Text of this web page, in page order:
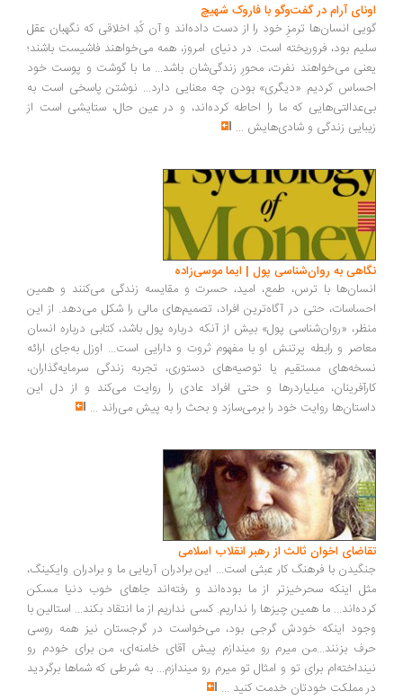
آرام در گفت‌وگو با فاروک شهیچ‭
انسان‌ها ترمزِ خود را از دست داده‌اند و آن کُدِ اخلاقی که نگهبان عقل
بود، فروریخته است. در دنیای امروز، همه می‌خواهند فاشیست باشند؛
می‌خواهند نفرت، محورِ زندگی‌شان باشد... ما با گوشت و پوست خود
کردیم «دیگری» بودن چه معنایی دارد... نوشتن پاسخی است به
که ما را احاطه کرده‌اند، و در عین حال، ستایشی است از
زندگی و شادی‌هایش...
به روان‌شناسی پول | ایما موسی‌زاده
با ترس، طمع، امید، حسرت و مقایسه زندگی می‌کنند و همین
حتی در آگاه‌ترین افراد، تصمیم‌های مالی را شکل می‌دهد. از این
«روان‌شناسی پول» بیش از آنکه درباره پول باشد، کتابی درباره انسان
و رابطه پرتنش او با مفهوم ثروت و دارایی است... اوزل به‌جای ارائه
مستقیم یا توصیه‌های دستوری، تجربه زندگی سرمایه‌گذاران،
میلیاردرها و حتی افراد عادی را روایت می‌کند و از دل این
روایت خود را برمی‌سازد و بحث را به پیش می‌راند ...
اخوان ثالث از رهبر انقلاب اسلامی
با فرهنگ کار عبثی است... این برادران آریایی ما و برادران وایکینگ،
اینکه سحرخیزتر از ما بوده‌اند و رفته‌اند جاهای خوب دنیا مسکن
ما همین چیزها را نداریم. کسی نداریم از ما انتقاد بکند... استالین با
اینکه خودش گرجی بود، می‌خواست در گرجستان نیز همه روسی
بزنند...من میرم رو میندازم پیش آقای خامنه‌ای، من برای خودم رو
برای تو و امثال تو میرم رو میندازم... به شرطی که شماها برگردید
مملکت خودتان خدمت کنید...